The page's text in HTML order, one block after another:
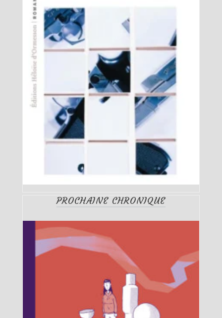
PROCHAINE CHRONIQUE